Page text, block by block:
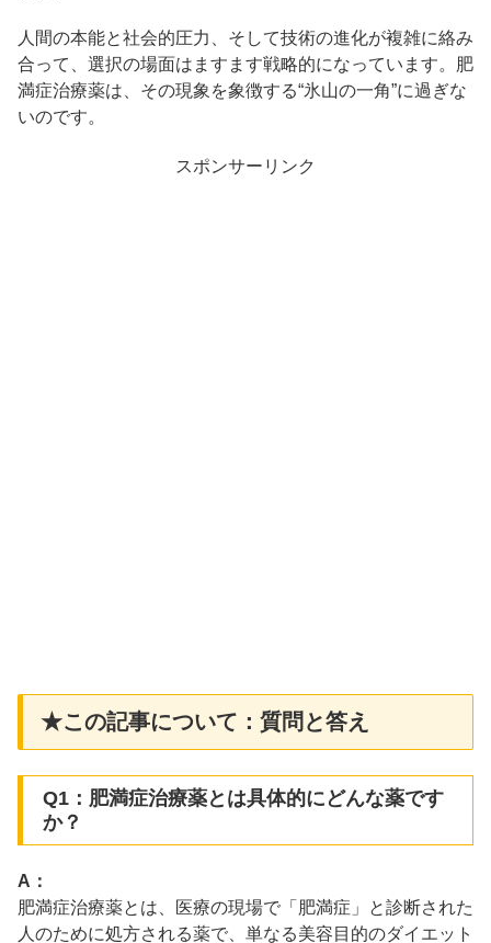
人間の本能と社会的圧力、そして技術の進化が複雑に絡み
合って、選択の場面はますます戦略的になっています。肥
満症治療薬は、その現象を象徴する“氷山の一角”に過ぎな
いのです。
スポンサーリンク
★この記事について：質問と答え
Q1：肥満症治療薬とは具体的にどんな薬です
か？
A：
肥満症治療薬とは、医療の現場で「肥満症」と診断された
人のために処方される薬で、単なる美容目的のダイエット